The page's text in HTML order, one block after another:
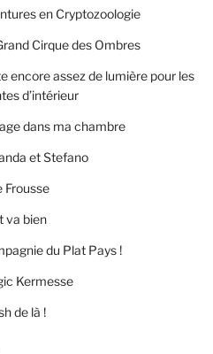
en Cryptozoologie
Cirque des Ombres
encore assez de lumière pour les
d’intérieur
dans ma chambre
et Stefano
Frousse
va bien
du Plat Pays !
Kermesse
de là !